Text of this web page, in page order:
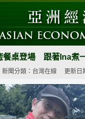
餐桌登場 跟著Ina煮
新聞分類：台灣在線 更新